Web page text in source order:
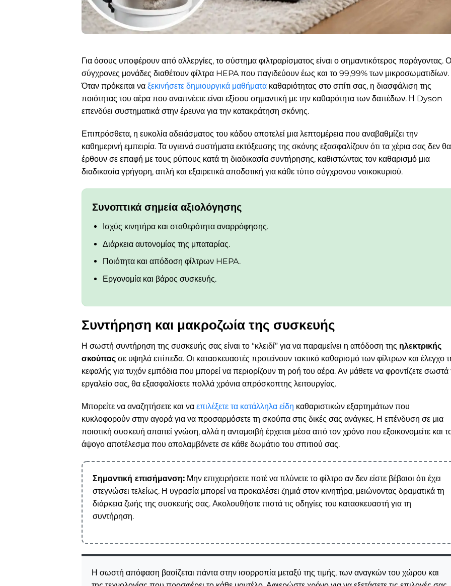
Για όσους υποφέρουν από αλλεργίες, το σύστημα φιλτραρίσματος είναι ο σημαντικότερος παράγοντας.
σύγχρονες μονάδες διαθέτουν φίλτρα HEPA που παγιδεύουν έως και το 99,99% των μικροσωματιδίων.
Όταν πρόκειται να ξεκινήσετε δημιουργικά μαθήματα καθαριότητας στο σπίτι σας, η διασφάλιση της
ποιότητας του αέρα που αναπνέετε είναι εξίσου σημαντική με την καθαρότητα των δαπέδων. Η Dyson
επενδύει συστηματικά στην έρευνα για την κατακράτηση σκόνης.
Επιπρόσθετα, η ευκολία αδειάσματος του κάδου αποτελεί μια λεπτομέρεια που αναβαθμίζει την
καθημερινή εμπειρία. Τα υγιεινά συστήματα εκτόξευσης της σκόνης εξασφαλίζουν ότι τα χέρια σας δεν θα
έρθουν σε επαφή με τους ρύπους κατά τη διαδικασία συντήρησης, καθιστώντας τον καθαρισμό μια
διαδικασία γρήγορη, απλή και εξαιρετικά αποδοτική για κάθε τύπο σύγχρονου νοικοκυριού.
Συνοπτικά σημεία αξιολόγησης
Ισχύς κινητήρα και σταθερότητα αναρρόφησης.
Διάρκεια αυτονομίας της μπαταρίας.
Ποιότητα και απόδοση φίλτρων HEPA.
Εργονομία και βάρος συσκευής.
Συντήρηση και μακροζωία της συσκευής
Η σωστή συντήρηση της συσκευής σας είναι το “κλειδί” για να παραμείνει η απόδοση της ηλεκτρικής
σκούπας σε υψηλά επίπεδα. Οι κατασκευαστές προτείνουν τακτικό καθαρισμό των φίλτρων και έλεγχο
κεφαλής για τυχόν εμπόδια που μπορεί να περιορίζουν τη ροή του αέρα. Αν μάθετε να φροντίζετε σωστά
εργαλείο σας, θα εξασφαλίσετε πολλά χρόνια απρόσκοπτης λειτουργίας.
Μπορείτε να αναζητήσετε και να επιλέξετε τα κατάλληλα είδη καθαριστικών εξαρτημάτων που
κυκλοφορούν στην αγορά για να προσαρμόσετε τη σκούπα στις δικές σας ανάγκες. Η επένδυση σε μια
ποιοτική συσκευή απαιτεί γνώση, αλλά η ανταμοιβή έρχεται μέσα από τον χρόνο που εξοικονομείτε και
άψογο αποτέλεσμα που απολαμβάνετε σε κάθε δωμάτιο του σπιτιού σας.
Σημαντική επισήμανση: Μην επιχειρήσετε ποτέ να πλύνετε το φίλτρο αν δεν είστε βέβαιοι ότι έχει
στεγνώσει τελείως. Η υγρασία μπορεί να προκαλέσει ζημιά στον κινητήρα, μειώνοντας δραματικά τη
διάρκεια ζωής της συσκευής σας. Ακολουθήστε πιστά τις οδηγίες του κατασκευαστή για τη
συντήρηση.
Η σωστή απόφαση βασίζεται πάντα στην ισορροπία μεταξύ της τιμής, των αναγκών του χώρου και